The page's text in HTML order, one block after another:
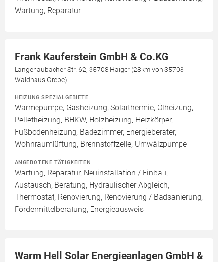
Wartung, Reparatur
Frank Kauferstein GmbH & Co.KG
Langenaubacher Str. 62, 35708 Haiger (28km von 35708
Waldhaus Grebe)
HEIZUNG SPEZIALGEBIETE
Wärmepumpe, Gasheizung, Solarthermie, Ölheizung,
Pelletheizung, BHKW, Holzheizung, Heizkörper,
Fußbodenheizung, Badezimmer, Energieberater,
Wohnraumlüftung, Brennstoffzelle, Umwälzpumpe
ANGEBOTENE TÄTIGKEITEN
Wartung, Reparatur, Neuinstallation / Einbau,
Austausch, Beratung, Hydraulischer Abgleich,
Thermostat, Renovierung, Renovierung / Badsanierung,
Fördermittelberatung, Energieausweis
Warm Hell Solar Energieanlagen GmbH &